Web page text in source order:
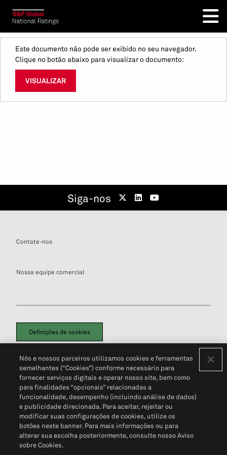
Este documento não pode ser exibido no seu navegador.
Clique no botão abaixo para visualizar o documento:
VISUALIZAR
Siga-nos
Contate-nos
Nossa equipe comercial
Definições de cookies
Política de PrivacidadePortal de privacidade do cliente (em inglês)
Não Venda Minhas Informações Pessoais© 2026 S&P Global
Nós e nossos parceiros utilizamos cookies e ferramentas
semelhantes (“Cookies”) conforme necessário para
fornecer serviços digitais e operar nosso site, bem como
para finalidades “opcionais” relacionadas a
funcionalidade, desempenho (incluindo análise de dados)
e publicidade direcionada. Para aceitar, rejeitar ou
modificar suas configurações de cookies, utilize os
botões neste banner. Para mais informações ou para
alterar sua escolha posteriormente, consulte nosso Aviso
sobre Cookies.